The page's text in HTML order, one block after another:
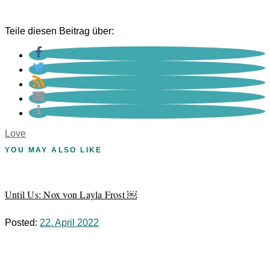
Teile diesen Beitrag über:
Love
YOU MAY ALSO LIKE
Until Us: Nox von Layla Frost ￼
Posted: 22. April 2022